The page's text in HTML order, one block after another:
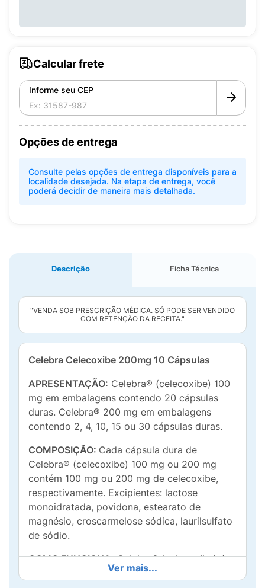
Calcular frete
Informe seu CEP
Opções de entrega
Consulte pelas opções de entrega disponíveis para a
localidade desejada. Na etapa de entrega, você
poderá decidir de maneira mais detalhada.
Descrição Ficha Técnica
"VENDA SOB PRESCRIÇÃO MÉDICA. SÓ PODE SER VENDIDO
COM RETENÇÃO DA RECEITA."
Celebra Celecoxibe 200mg 10 Cápsulas
APRESENTAÇÃO: Celebra® (celecoxibe) 100
mg em embalagens contendo 20 cápsulas
duras. Celebra® 200 mg em embalagens
contendo 2, 4, 10, 15 ou 30 cápsulas duras.
COMPOSIÇÃO: Cada cápsula dura de
Celebra® (celecoxibe) 100 mg ou 200 mg
contém 100 mg ou 200 mg de celecoxibe,
respectivamente. Excipientes: lactose
monoidratada, povidona, estearato de
magnésio, croscarmelose sódica, laurilsulfato
de sódio.
COMO FUNCIONA:Celebra® (celecoxibe) é
um agente analgésico (promove redução da
Ver mais...